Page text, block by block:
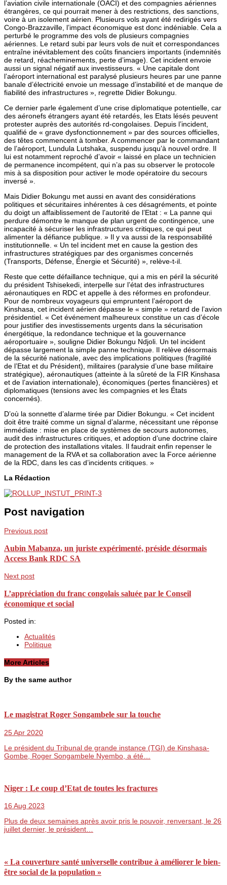
l’aviation civile internationale (OACI) et des compagnies aériennes
étrangères, ce qui pourrait mener à des restrictions, des sanctions,
voire à un isolement aérien. Plusieurs vols ayant été redirigés vers
Congo-Brazzaville, l’impact économique est donc indéniable. Cela a
perturbé le programme des vols de plusieurs compagnies
aériennes. Le retard subi par leurs vols de nuit et correspondances
entraîne inévitablement des coûts financiers importants (indemnités
de retard, réacheminements, perte d’image). Cet incident envoie
aussi un signal négatif aux investisseurs. « Une capitale dont
l’aéroport international est paralysé plusieurs heures par une panne
banale d’électricité envoie un message d’instabilité et de manque de
fiabilité des infrastructures », regrette Didier Bokungu.
Ce dernier parle également d’une crise diplomatique potentielle, car
des aéronefs étrangers ayant été retardés, les Etats lésés peuvent
protester auprès des autorités rd-congolaises. Depuis l’incident,
qualifié de « grave dysfonctionnement » par des sources officielles,
des têtes commencent à tomber. A commencer par le commandant
de l’aéroport, Lundula Lutshaka, suspendu jusqu’à nouvel ordre. Il
lui est notamment reproché d’avoir « laissé en place un technicien
de permanence incompétent, qui n’a pas su observer le protocole
mis à sa disposition pour activer le mode opératoire du secours
inversé ».
Mais Didier Bokungu met aussi en avant des considérations
politiques et sécuritaires inhérentes à ces désagréments, et pointe
du doigt un affaiblissement de l’autorité de l’Etat : « La panne qui
perdure démontre le manque de plan urgent de contingence, une
incapacité à sécuriser les infrastructures critiques, ce qui peut
alimenter la défiance publique. » Il y va aussi de la responsabilité
institutionnelle. « Un tel incident met en cause la gestion des
infrastructures stratégiques par des organismes concernés
(Transports, Défense, Énergie et Sécurité) », relève-t-il.
Reste que cette défaillance technique, qui a mis en péril la sécurité
du président Tshisekedi, interpelle sur l’état des infrastructures
aéronautiques en RDC et appelle à des réformes en profondeur.
Pour de nombreux voyageurs qui empruntent l’aéroport de
Kinshasa, cet incident aérien dépasse le « simple » retard de l’avion
présidentiel. « Cet événement malheureux constitue un cas d’école
pour justifier des investissements urgents dans la sécurisation
énergétique, la redondance technique et la gouvernance
aéroportuaire », souligne Didier Bokungu Ndjoli. Un tel incident
dépasse largement la simple panne technique. Il relève désormais
de la sécurité nationale, avec des implications politiques (fragilité
de l’Etat et du Président), militaires (paralysie d’une base militaire
stratégique), aéronautiques (atteinte à la sûreté de la FIR Kinshasa
et de l’aviation internationale), économiques (pertes financières) et
diplomatiques (tensions avec les compagnies et les États
concernés).
D’où la sonnette d’alarme tirée par Didier Bokungu. « Cet incident
doit être traité comme un signal d’alarme, nécessitant une réponse
immédiate : mise en place de systèmes de secours autonomes,
audit des infrastructures critiques, et adoption d’une doctrine claire
de protection des installations vitales. Il faudrait enfin repenser le
management de la RVA et sa collaboration avec la Force aérienne
de la RDC, dans les cas d’incidents critiques. »
La Rédaction
Post navigation
Previous post
Aubin Mabanza, un juriste expérimenté, préside désormais
Access Bank RDC SA
Next post
L’appréciation du franc congolais saluée par le Conseil
économique et social
Posted in:
Actualités
Politique
More Articles
By the same author
Le magistrat Roger Songambele sur la touche
25 Apr 2020
Le président du Tribunal de grande instance (TGI) de Kinshasa-
Gombe, Roger Songambele Nyembo, a été…
Niger : Le coup d’Etat de toutes les fractures
16 Aug 2023
Plus de deux semaines après avoir pris le pouvoir, renversant, le 26
juillet dernier, le président…
« La couverture santé universelle contribue à améliorer le bien-
être social de la population »